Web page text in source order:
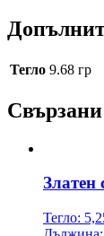
Тегло 9.68 гр
Златен
Тегло: